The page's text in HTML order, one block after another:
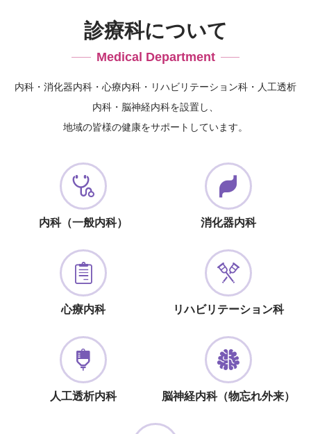
診療科について
Medical Department
内科・消化器内科・心療内科・リハビリテーション科・人工透析
内科・脳神経内科を設置し、
地域の皆様の健康をサポートしています。
内科（一般内科） 消化器内科
心療内科 リハビリテーション科
人工透析内科 脳神経内科（物忘れ外来）